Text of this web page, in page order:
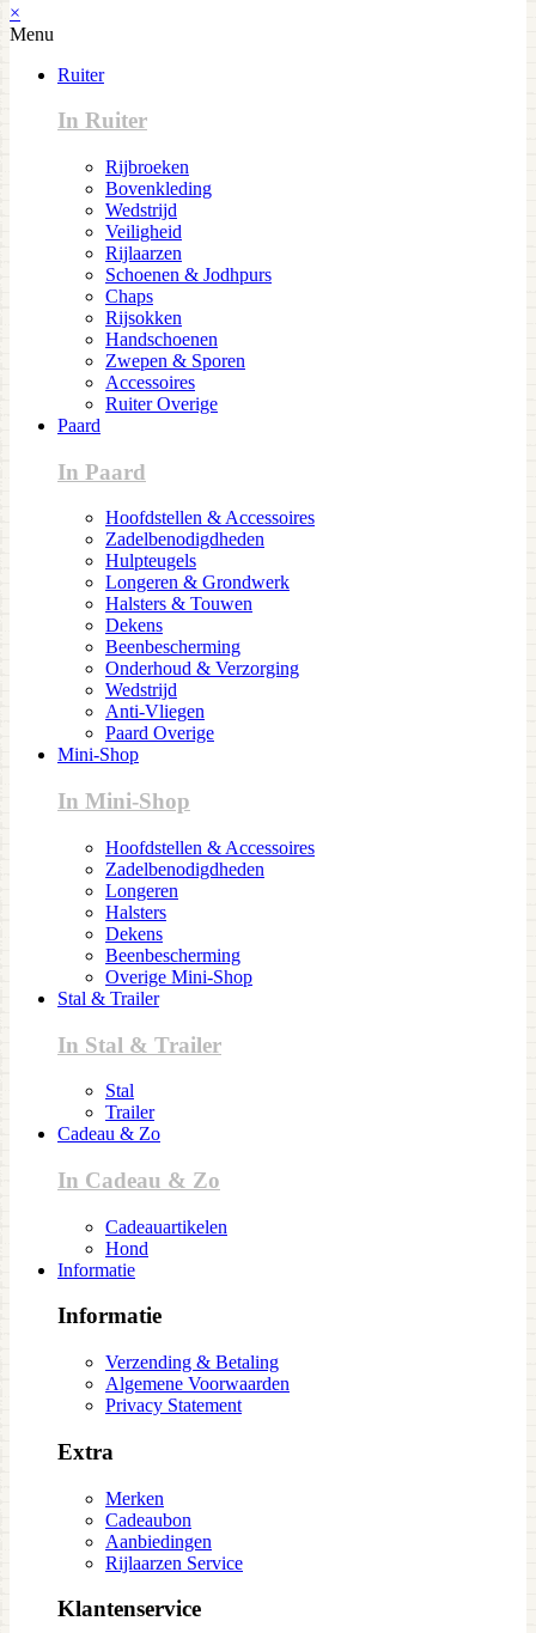
×
Menu
Ruiter
In Ruiter
Rijbroeken
Bovenkleding
Wedstrijd
Veiligheid
Rijlaarzen
Schoenen & Jodhpurs
Chaps
Rijsokken
Handschoenen
Zwepen & Sporen
Accessoires
Ruiter Overige
Paard
In Paard
Hoofdstellen & Accessoires
Zadelbenodigdheden
Hulpteugels
Longeren & Grondwerk
Halsters & Touwen
Dekens
Beenbescherming
Onderhoud & Verzorging
Wedstrijd
Anti-Vliegen
Paard Overige
Mini-Shop
In Mini-Shop
Hoofdstellen & Accessoires
Zadelbenodigdheden
Longeren
Halsters
Dekens
Beenbescherming
Overige Mini-Shop
Stal & Trailer
In Stal & Trailer
Stal
Trailer
Cadeau & Zo
In Cadeau & Zo
Cadeauartikelen
Hond
Informatie
Informatie
Verzending & Betaling
Algemene Voorwaarden
Privacy Statement
Extra
Merken
Cadeaubon
Aanbiedingen
Rijlaarzen Service
Klantenservice